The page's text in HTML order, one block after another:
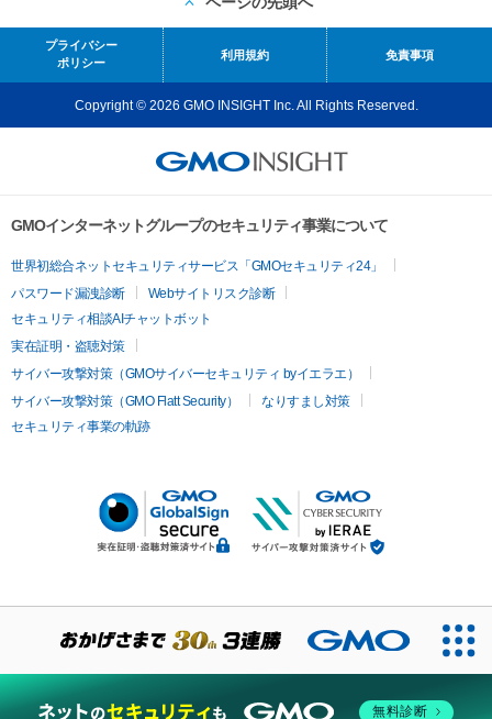
プライバシー
ポリシー
利用規約 免責事項
Copyright © 2026 GMO INSIGHT Inc. All Rights Reserved.
GMOインターネットグループのセキュリティ事業について
世界初総合ネットセキュリティサービス「GMOセキュリティ24」
パスワード漏洩診断
Webサイトリスク診断
セキュリティ相談AIチャットボット
実在証明・盗聴対策
サイバー攻撃対策（GMOサイバーセキュリティ byイエラエ）
サイバー攻撃対策（GMO Flatt Security）
なりすまし対策
セキュリティ事業の軌跡
無料診断